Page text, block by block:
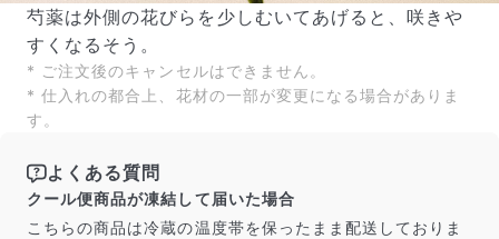
よくある質問
Q. 毎月自動でお花が届くサービスですか？
Q. 配送できないエリアはありますか？
ただいま沖縄・離島エリアへの配送には対応しておりませ
ん。ご了承ください。
Q. 配送日時は指定できますか？
芍薬は外側の花びらを少しむいてあげると、咲きや
すくなるそう。
* ご注文後のキャンセルはできません。
* 仕入れの都合上、花材の一部が変更になる場合がありま
す。
よくある質問
クール便商品が凍結して届いた場合
こちらの商品は冷蔵の温度帯を保ったまま配送しておりま